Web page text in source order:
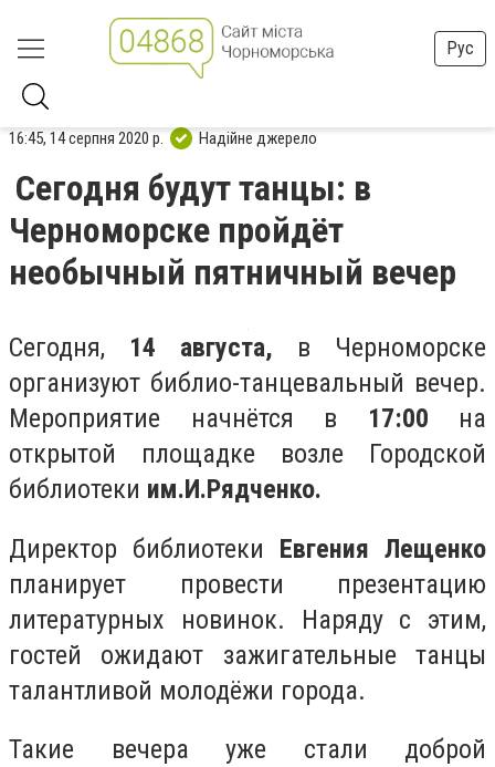
Рус
16:45, 14 серпня 2020 р. Надійне джерело
Сегодня будут танцы: в
Черноморске пройдёт
необычный пятничный вечер
Сегодня, 14 августа, в Черноморске
организуют библио-танцевальный вечер.
Мероприятие начнётся в 17:00 на
открытой площадке возле Городской
библиотеки им.И.Рядченко.
Директор библиотеки Евгения Лещенко
планирует провести презентацию
литературных новинок. Наряду с этим,
гостей ожидают зажигательные танцы
талантливой молодёжи города.
Такие вечера уже стали доброй